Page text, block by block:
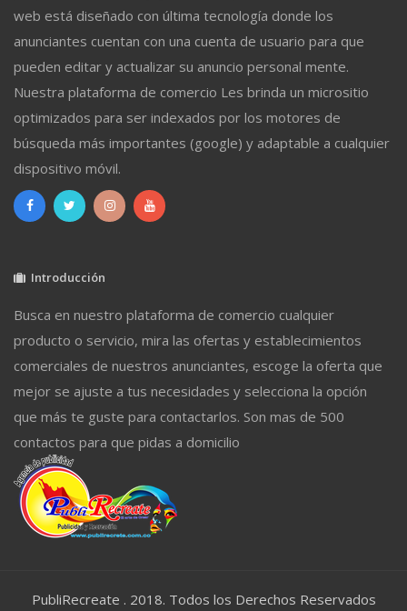
web está diseñado con última tecnología donde los
anunciantes cuentan con una cuenta de usuario para que
pueden editar y actualizar su anuncio personal mente.
Nuestra plataforma de comercio Les brinda un micrositio
optimizados para ser indexados por los motores de
búsqueda más importantes (google) y adaptable a cualquier
dispositivo móvil.
Introducción
Busca en nuestro plataforma de comercio cualquier
producto o servicio, mira las ofertas y establecimientos
comerciales de nuestros anunciantes, escoge la oferta que
mejor se ajuste a tus necesidades y selecciona la opción
que más te guste para contactarlos. Son mas de 500
contactos para que pidas a domicilio
PubliRecreate . 2018. Todos los Derechos Reservados